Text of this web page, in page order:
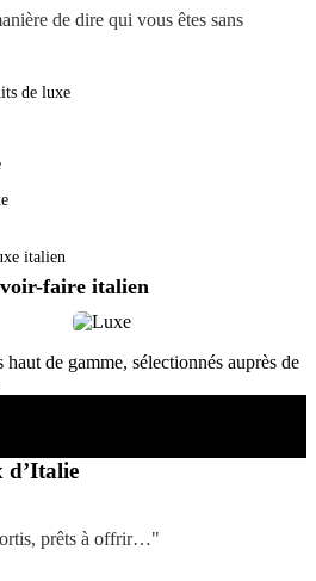
de dire qui vous êtes sans
de luxe
italien
faire italien
de gamme, sélectionnés auprès de
d’Italie
prêts à offrir…"